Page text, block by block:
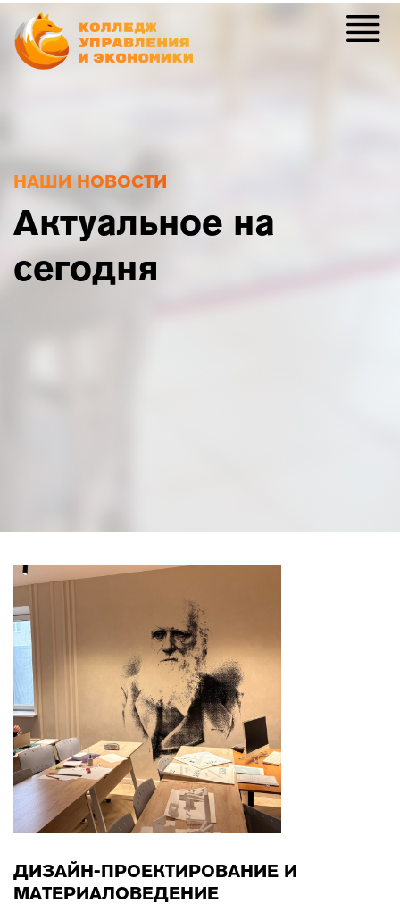
НАШИ НОВОСТИ
Актуальное на
сегодня
ДИЗАЙН-ПРОЕКТИРОВАНИЕ И
МАТЕРИАЛОВЕДЕНИЕ